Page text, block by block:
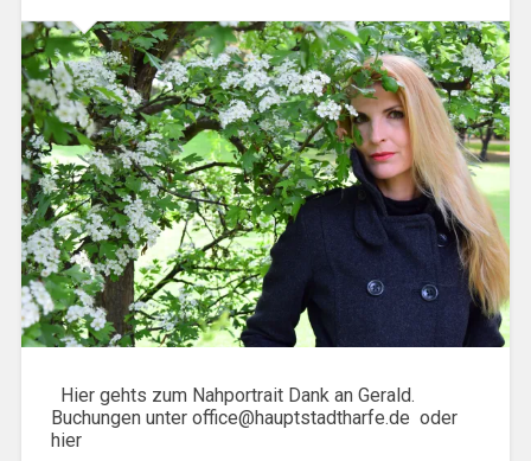
Hier gehts zum Nahportrait Dank an Gerald.
Buchungen unter office@hauptstadtharfe.de oder
hier